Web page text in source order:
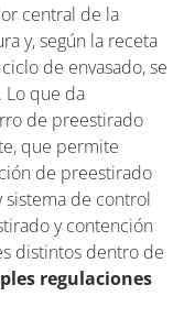
central de la
y, según la receta
de envasado, se
Lo que da
de preestirado
que permite
de preestirado
sistema de control
y contención
distintos dentro de
regulaciones